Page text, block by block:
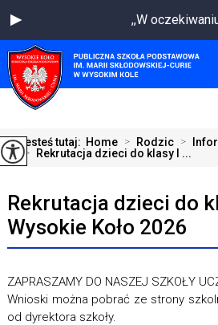
,,W
Jesteś tutaj: Home > Rodzic >
> Rekrutacja dzieci do klasy I ...
Rekrutacja dzieci do
Wysokie Koło 2026
ZAPRASZAMY DO NASZEJ SZKOŁY
Wnioski można pobrać ze strony
od dyrektora szkoły.